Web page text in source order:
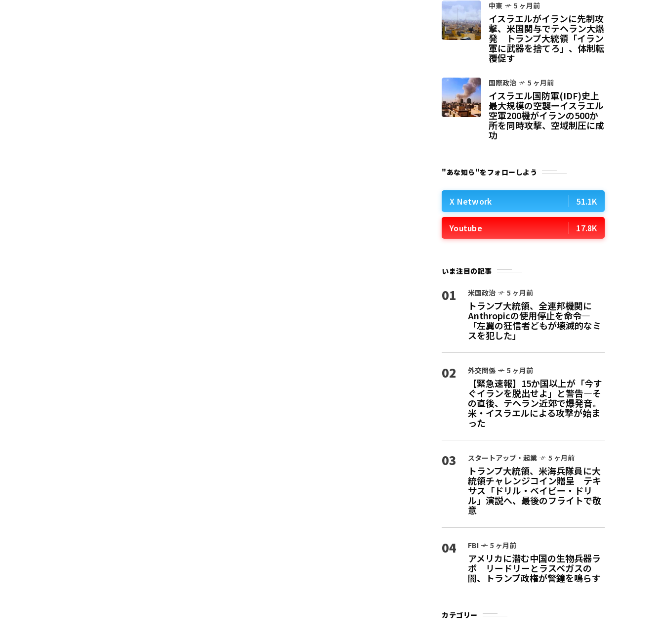
中東 5 ヶ月前
イスラエルがイランに先制攻
撃、米国関与でテヘラン大爆
発 トランプ大統領「イラン
軍に武器を捨てろ」、体制転
覆促す
国際政治 5 ヶ月前
イスラエル国防軍(IDF)史上
最大規模の空襲ーイスラエル
空軍200機がイランの500か
所を同時攻撃、空域制圧に成
功
"あな知ら"をフォローしよう
X Network 51.1K
Youtube 17.8K
いま注目の記事
01 米国政治 5 ヶ月前
トランプ大統領、全連邦機関に
Anthropicの使用停止を命令—
「左翼の狂信者どもが壊滅的なミ
スを犯した」
02 外交関係 5 ヶ月前
【緊急速報】15か国以上が「今す
ぐイランを脱出せよ」と警告—そ
の直後、テヘラン近郊で爆発音。
米・イスラエルによる攻撃が始ま
った
03 スタートアップ・起業 5 ヶ月前
トランプ大統領、米海兵隊員に大
統領チャレンジコイン贈呈 テキ
サス「ドリル・ベイビー・ドリ
ル」演説へ、最後のフライトで敬
意
04 FBI 5 ヶ月前
アメリカに潜む中国の生物兵器ラ
ボ リードリーとラスベガスの
闇、トランプ政権が警鐘を鳴らす
カテゴリー